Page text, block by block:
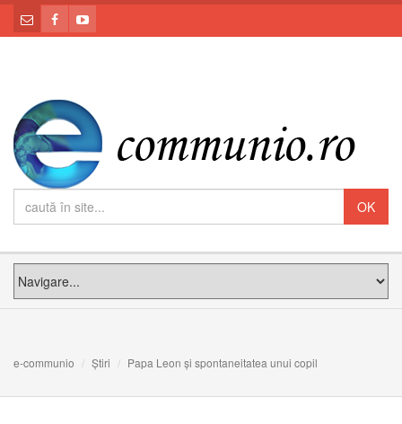
e-communio Știri Papa Leon și spontaneitatea unui copil